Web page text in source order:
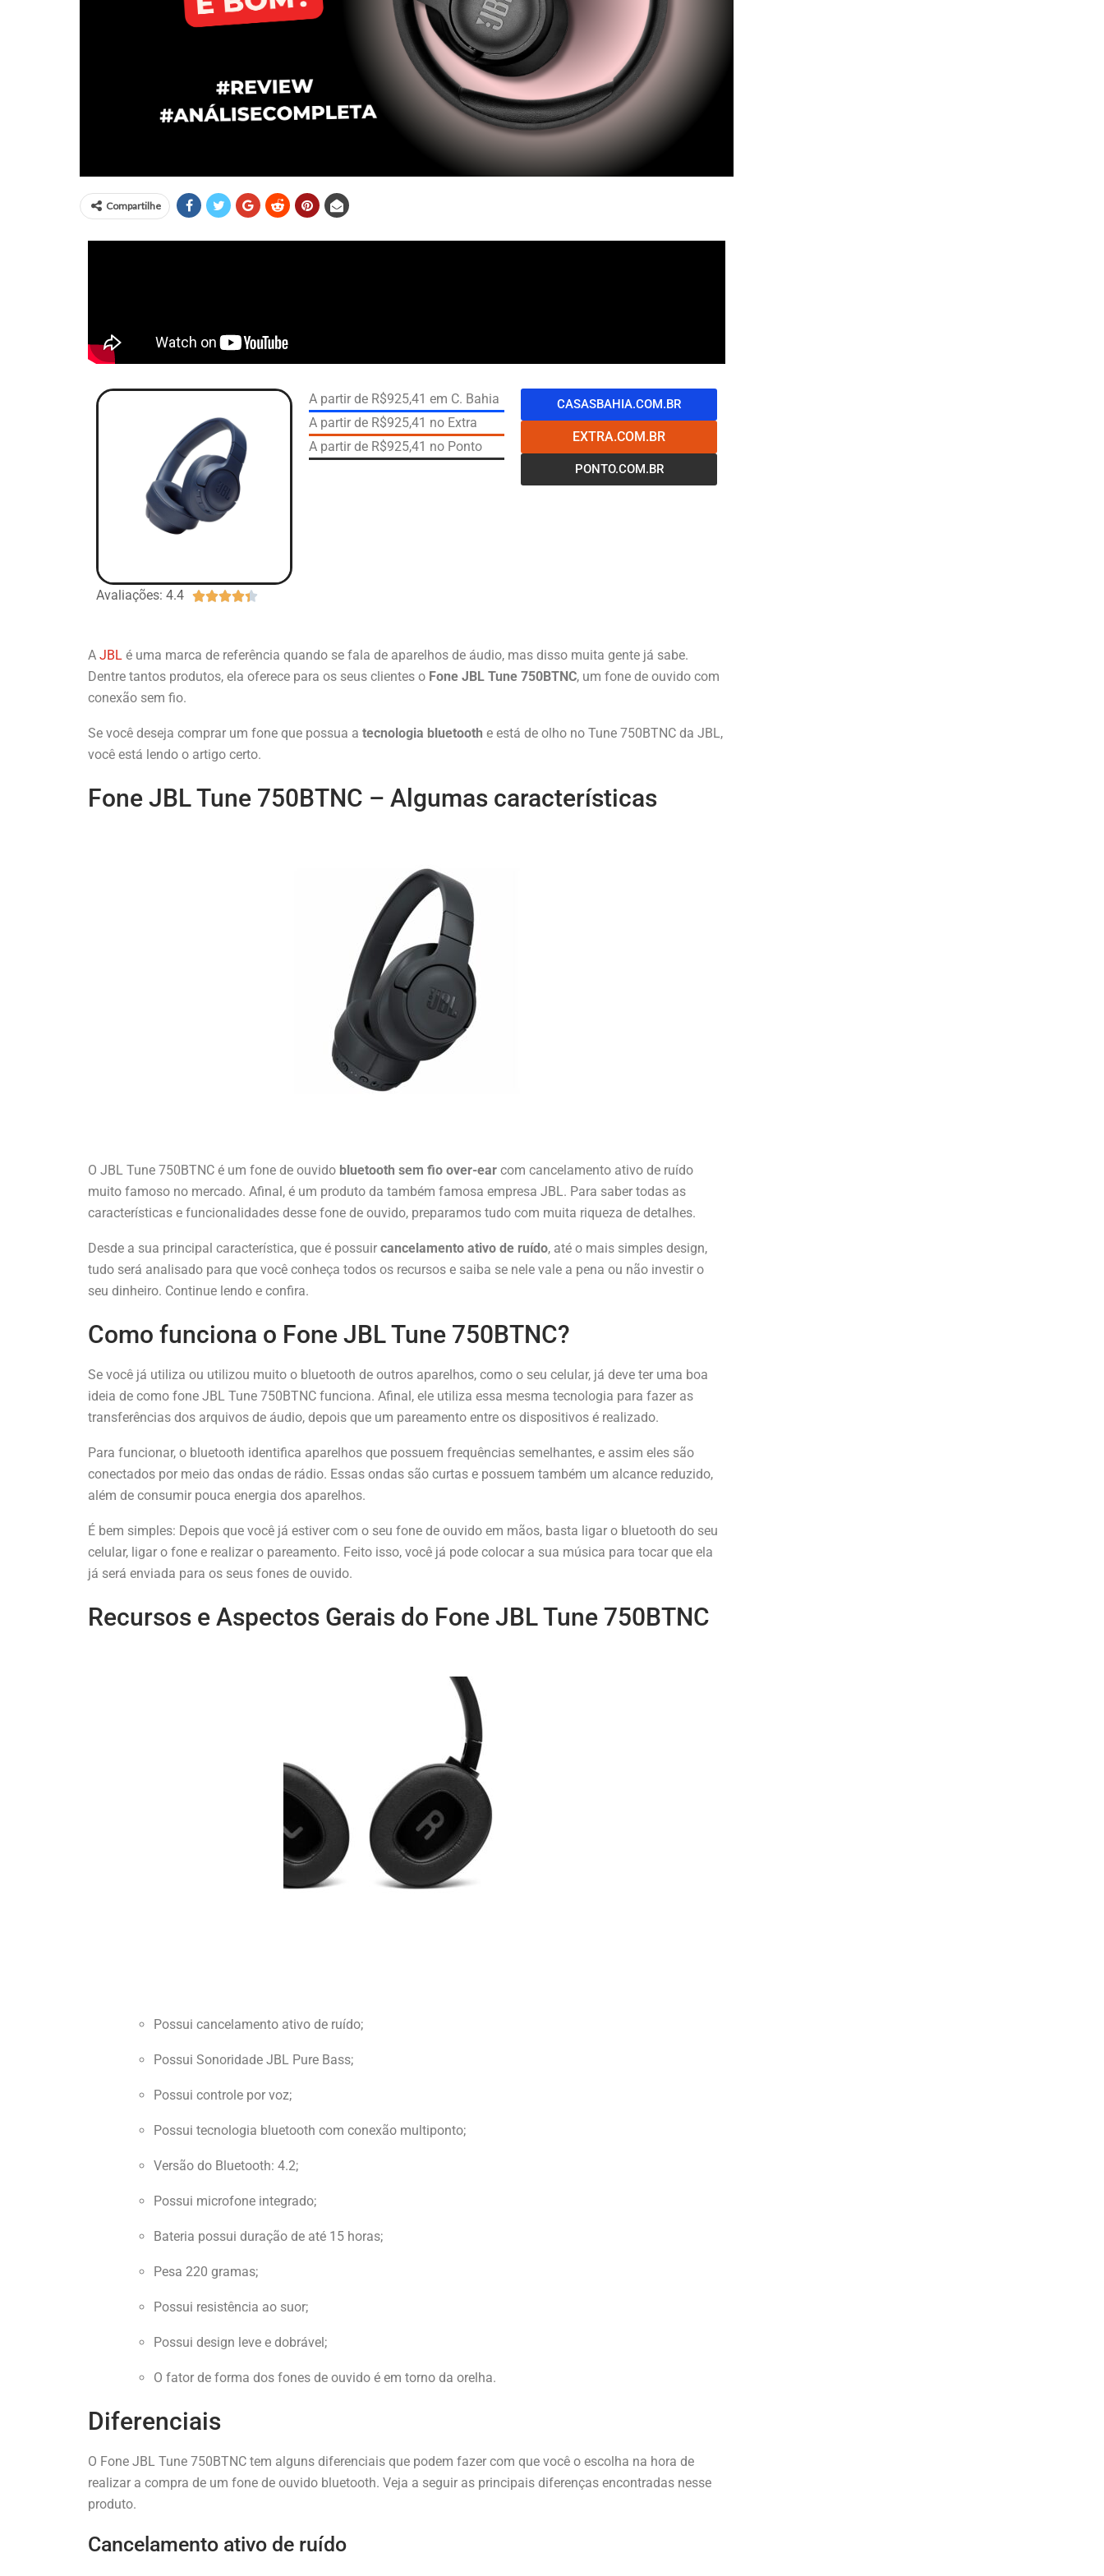
Compartilhe
Avaliações: 4.4 
A partir de R$925,41 em C. Bahia
A partir de R$925,41 no Extra
A partir de R$925,41 no Ponto
CASASBAHIA.COM.BR
EXTRA.COM.BR
PONTO.COM.BR
A JBL é uma marca de referência quando se fala de aparelhos de áudio, mas disso muita gente já sabe.
Dentre tantos produtos, ela oferece para os seus clientes o Fone JBL Tune 750BTNC, um fone de ouvido com
conexão sem fio.
Se você deseja comprar um fone que possua a tecnologia bluetooth e está de olho no Tune 750BTNC da JBL,
você está lendo o artigo certo.
Fone JBL Tune 750BTNC – Algumas características
O JBL Tune 750BTNC é um fone de ouvido bluetooth sem fio over-ear com cancelamento ativo de ruído
muito famoso no mercado. Afinal, é um produto da também famosa empresa JBL. Para saber todas as
características e funcionalidades desse fone de ouvido, preparamos tudo com muita riqueza de detalhes.
Desde a sua principal característica, que é possuir cancelamento ativo de ruído, até o mais simples design,
tudo será analisado para que você conheça todos os recursos e saiba se nele vale a pena ou não investir o
seu dinheiro. Continue lendo e confira.
Como funciona o Fone JBL Tune 750BTNC?
Se você já utiliza ou utilizou muito o bluetooth de outros aparelhos, como o seu celular, já deve ter uma boa
ideia de como fone JBL Tune 750BTNC funciona. Afinal, ele utiliza essa mesma tecnologia para fazer as
transferências dos arquivos de áudio, depois que um pareamento entre os dispositivos é realizado.
Para funcionar, o bluetooth identifica aparelhos que possuem frequências semelhantes, e assim eles são
conectados por meio das ondas de rádio. Essas ondas são curtas e possuem também um alcance reduzido,
além de consumir pouca energia dos aparelhos.
É bem simples: Depois que você já estiver com o seu fone de ouvido em mãos, basta ligar o bluetooth do seu
celular, ligar o fone e realizar o pareamento. Feito isso, você já pode colocar a sua música para tocar que ela
já será enviada para os seus fones de ouvido.
Recursos e Aspectos Gerais do Fone JBL Tune 750BTNC
Possui cancelamento ativo de ruído;
Possui Sonoridade JBL Pure Bass;
Possui controle por voz;
Possui tecnologia bluetooth com conexão multiponto;
Versão do Bluetooth: 4.2;
Possui microfone integrado;
Bateria possui duração de até 15 horas;
Pesa 220 gramas;
Possui resistência ao suor;
Possui design leve e dobrável;
O fator de forma dos fones de ouvido é em torno da orelha.
Diferenciais
O Fone JBL Tune 750BTNC tem alguns diferenciais que podem fazer com que você o escolha na hora de
realizar a compra de um fone de ouvido bluetooth. Veja a seguir as principais diferenças encontradas nesse
produto.
Cancelamento ativo de ruído